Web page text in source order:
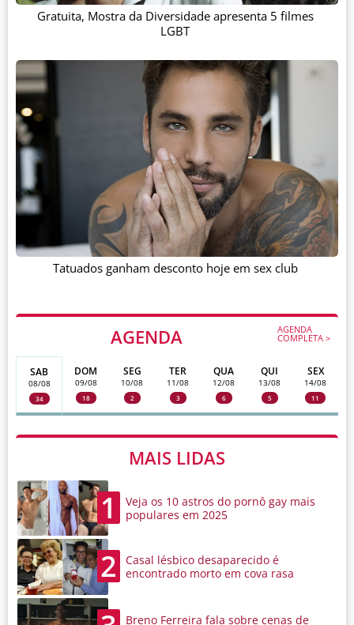
AGENDA AGENDA
COMPLETA >
SAB
08/08
34
DOM
09/08
18
SEG
10/08
2
TER
11/08
3
QUA
12/08
6
QUI
13/08
5
SEX
14/08
11
MAIS LIDAS
1
Veja os 10 astros do pornô gay mais
populares em 2025
2
Casal lésbico desaparecido é
encontrado morto em cova rasa
Breno Ferreira fala sobre cenas de
Gratuita, Mostra da Diversidade apresenta 5 filmes
LGBT
Tatuados ganham desconto hoje em sex club